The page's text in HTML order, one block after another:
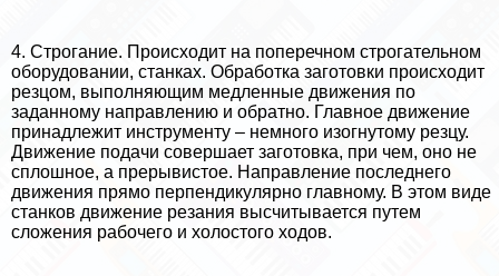
4. Строгание. Происходит на поперечном строгательном
оборудовании, станках. Обработка заготовки происходит
резцом, выполняющим медленные движения по
заданному направлению и обратно. Главное движение
принадлежит инструменту – немного изогнутому резцу.
Движение подачи совершает заготовка, при чем, оно не
сплошное, а прерывистое. Направление последнего
движения прямо перпендикулярно главному. В этом виде
станков движение резания высчитывается путем
сложения рабочего и холостого ходов.